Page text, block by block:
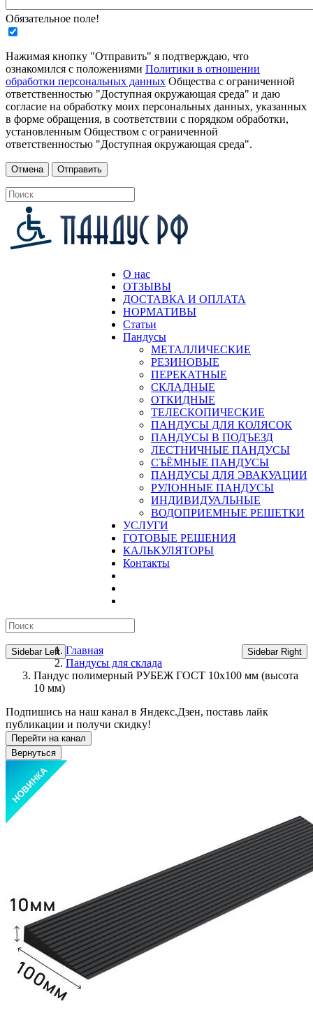
Обязательное поле!
Нажимая кнопку "Отправить" я подтверждаю, что
ознакомился с положениями Политики в отношении
обработки персональных данных Общества с ограниченной
ответственностью "Доступная окружающая среда" и даю
согласие на обработку моих персональных данных, указанных
в форме обращения, в соответствии с порядком обработки,
установленным Обществом с ограниченной
ответственностью "Доступная окружающая среда".
О нас
ОТЗЫВЫ
ДОСТАВКА И ОПЛАТА
НОРМАТИВЫ
Статьи
Пандусы
МЕТАЛЛИЧЕСКИЕ
РЕЗИНОВЫЕ
ПЕРЕКАТНЫЕ
СКЛАДНЫЕ
ОТКИДНЫЕ
ТЕЛЕСКОПИЧЕСКИЕ
ПАНДУСЫ ДЛЯ КОЛЯСОК
ПАНДУСЫ В ПОДЪЕЗД
ЛЕСТНИЧНЫЕ ПАНДУСЫ
CЪЁМНЫЕ ПАНДУСЫ
ПАНДУСЫ ДЛЯ ЭВАКУАЦИИ
РУЛОННЫЕ ПАНДУСЫ
ИНДИВИДУАЛЬНЫЕ
ВОДОПРИЕМНЫЕ РЕШЕТКИ
УСЛУГИ
ГОТОВЫЕ РЕШЕНИЯ
КАЛЬКУЛЯТОРЫ
Контакты
Sidebar Left Sidebar Right
Главная
Пандусы для склада
Пандус полимерный РУБЕЖ ГОСТ 10х100 мм (высота
10 мм)
Подпишись на наш канал в Яндекс.Дзен, поставь лайк
публикации и получи скидку!